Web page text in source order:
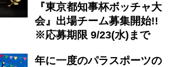
『東京都知事杯ボッチャ大
会』出場チーム募集開始!!
※応募期限 9/23(水)まで
年に一度のパラスポーツの